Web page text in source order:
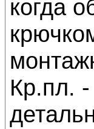
когда
Кр.пл.